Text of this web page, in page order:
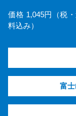
価格 1,045円（税
料込み）
富